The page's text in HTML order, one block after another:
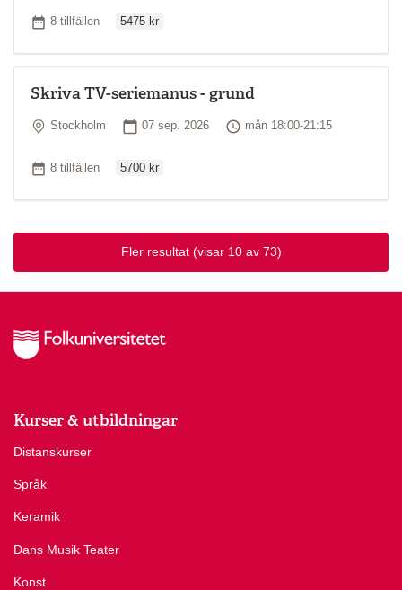
Antal tillfällen
8 tillfällen 5475 kr
Skriva TV-seriemanus - grund
Plats
Stockholm Startdatum
07 sep. 2026 Tid
mån 18:00-21:15
Antal tillfällen
8 tillfällen 5700 kr
Fler resultat (visar 10 av 73)
Kurser & utbildningar
Distanskurser
Språk
Keramik
Dans Musik Teater
Konst